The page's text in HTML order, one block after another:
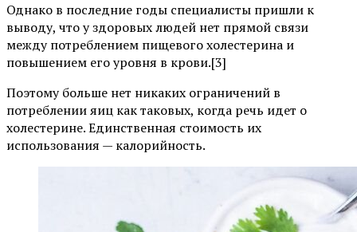
Однако в последние годы специалисты пришли к
выводу, что у здоровых людей нет прямой связи
между потреблением пищевого холестерина и
повышением его уровня в крови.[3]
Поэтому больше нет никаких ограничений в
потреблении яиц как таковых, когда речь идет о
холестерине. Единственная стоимость их
использования — калорийность.